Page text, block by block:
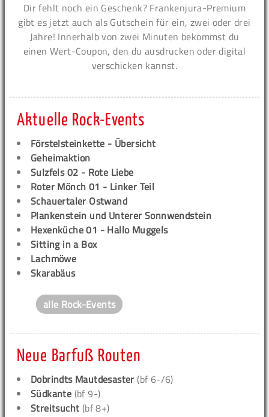
Dir fehlt noch ein Geschenk? Frankenjura-Premium
gibt es jetzt auch als Gutschein für ein, zwei oder drei
Jahre! Innerhalb von zwei Minuten bekommst du
einen Wert-Coupon, den du ausdrucken oder digital
verschicken kannst.
Aktuelle Rock-Events
Förstelsteinkette - Übersicht
Geheimaktion
Sulzfels 02 - Rote Liebe
Roter Mönch 01 - Linker Teil
Schauertaler Ostwand
Plankenstein und Unterer Sonnwendstein
Hexenküche 01 - Hallo Muggels
Sitting in a Box
Lachmöwe
Skarabäus
alle Rock-Events
Neue Barfuß Routen
Dobrindts Mautdesaster (bf 6-/6)
Südkante (bf 9-)
Streitsucht (bf 8+)